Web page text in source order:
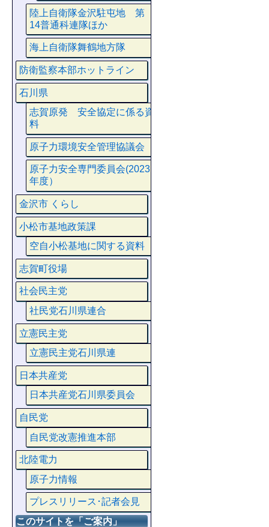
陸上自衛隊金沢駐屯地 第
14普通科連隊ほか
海上自衛隊舞鶴地方隊
防衛監察本部ホットライン
石川県
志賀原発 安全協定に係る資
料
原子力環境安全管理協議会
原子力安全専門委員会(2023
年度）
金沢市 くらし
小松市基地政策課
空自小松基地に関する資料
志賀町役場
社会民主党
社民党石川県連合
立憲民主党
立憲民主党石川県連
日本共産党
日本共産党石川県委員会
自民党
自民党改憲推進本部
北陸電力
原子力情報
プレスリリース･記者会見
このサイトを「ご案内」